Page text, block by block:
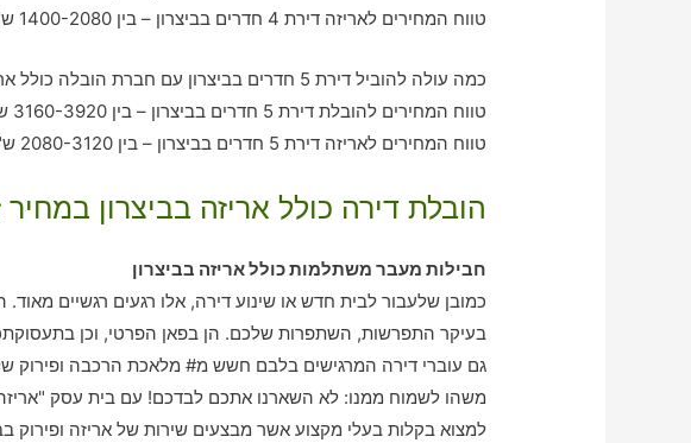
טווח המחירים לאריזה דירת 4 חדרים בביצרון – בין 1400-2080 ש"ח
כמה עולה להוביל דירת 5 חדרים בביצרון עם חברת הובלה כולל אריזה?
טווח המחירים להובלת דירת 5 חדרים בביצרון – בין 3160-3920 ש"ח
טווח המחירים לאריזה דירת 5 חדרים בביצרון – בין 2080-3120 ש"ח
הובלת דירה כולל אריזה בביצרון במחיר
חבילות מעבר משתלמות כולל אריזה בביצרון
כמובן שלעבור לבית חדש או שינוע דירה, אלו רגעים רגשיים מאוד.
בעיקר התפרשות, השתפרות שלכם. הן בפאן הפרטי, וכן
גם עוברי דירה המרגישים בלבם חשש מ# מלאכת הרכבה ופירוק
משהו לשמוח ממנו: לא השארנו אתכם לבדכם! עם בית עסק "אריזה
למצוא בקלות בעלי מקצוע אשר מבצעים שירות של אריזה ופירוק